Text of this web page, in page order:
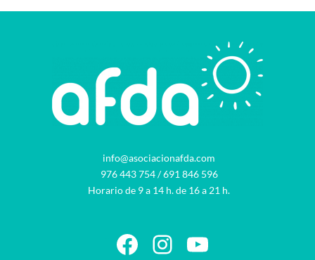
info@asociacionafda.com
976 443 754/691 846 596
Horario de 9 a 14 h. de 16 a 21 h.
Facebook
Instagram
YouTube